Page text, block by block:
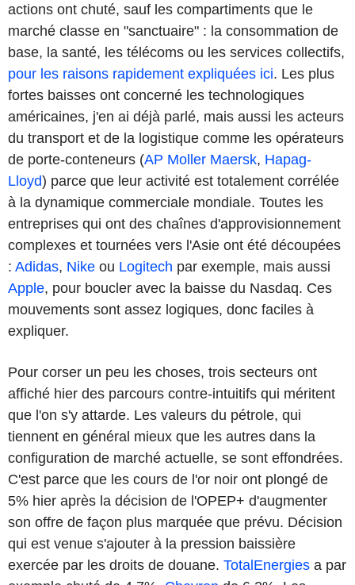
actions ont chuté, sauf les compartiments que le
marché classe en "sanctuaire" : la consommation de
base, la santé, les télécoms ou les services collectifs,
pour les raisons rapidement expliquées ici. Les plus
fortes baisses ont concerné les technologiques
américaines, j'en ai déjà parlé, mais aussi les acteurs
du transport et de la logistique comme les opérateurs
de porte-conteneurs (AP Moller Maersk, Hapag-
Lloyd) parce que leur activité est totalement corrélée
à la dynamique commerciale mondiale. Toutes les
entreprises qui ont des chaînes d'approvisionnement
complexes et tournées vers l'Asie ont été découpées
: Adidas, Nike ou Logitech par exemple, mais aussi
Apple, pour boucler avec la baisse du Nasdaq. Ces
mouvements sont assez logiques, donc faciles à
expliquer.
Pour corser un peu les choses, trois secteurs ont
affiché hier des parcours contre-intuitifs qui méritent
que l'on s'y attarde. Les valeurs du pétrole, qui
tiennent en général mieux que les autres dans la
configuration de marché actuelle, se sont effondrées.
C'est parce que les cours de l'or noir ont plongé de
5% hier après la décision de l'OPEP+ d'augmenter
son offre de façon plus marquée que prévu. Décision
qui est venue s'ajouter à la pression baissière
exercée par les droits de douane. TotalEnergies a par